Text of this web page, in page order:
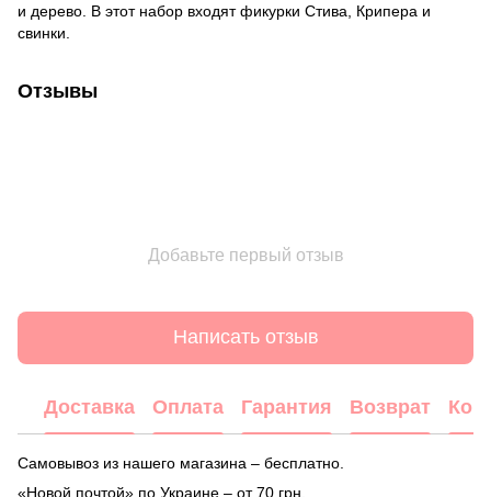
и дерево. В этот набор входят фикурки Стива, Крипера и
свинки.
Отзывы
Добавьте первый отзыв
Написать отзыв
Доставка Оплата Гарантия Возврат
Самовывоз из нашего магазина – бесплатно.
«Новой почтой» по Украине – от 70 грн.